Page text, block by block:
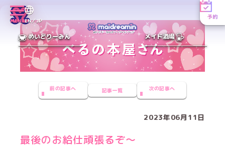
MENUEN／JP
予約
めいどりーみん メイド酒場
前の記事へ 記事一覧 次の記事へ
2023年06月11日
最後のお給仕頑張るぞ〜